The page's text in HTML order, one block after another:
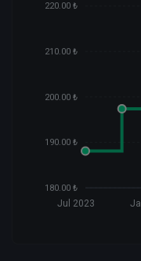
220.00 ₺
210.00 ₺
200.00 ₺
190.00 ₺
180.00 ₺
Jul 2023